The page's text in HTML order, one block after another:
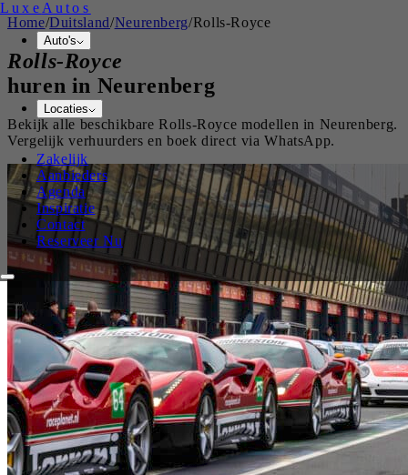
Luxe Autos
Auto's
Locaties
Zakelijk
Aanbieders
Agenda
Inspiratie
Contact
Reserveer Nu
Home/Duitsland/Neurenberg/Rolls-Royce
Rolls-Royce
huren in Neurenberg
Bekijk alle beschikbareRolls-Royce modellen in Neurenberg.
Vergelijk verhuurders en boek direct via WhatsApp.